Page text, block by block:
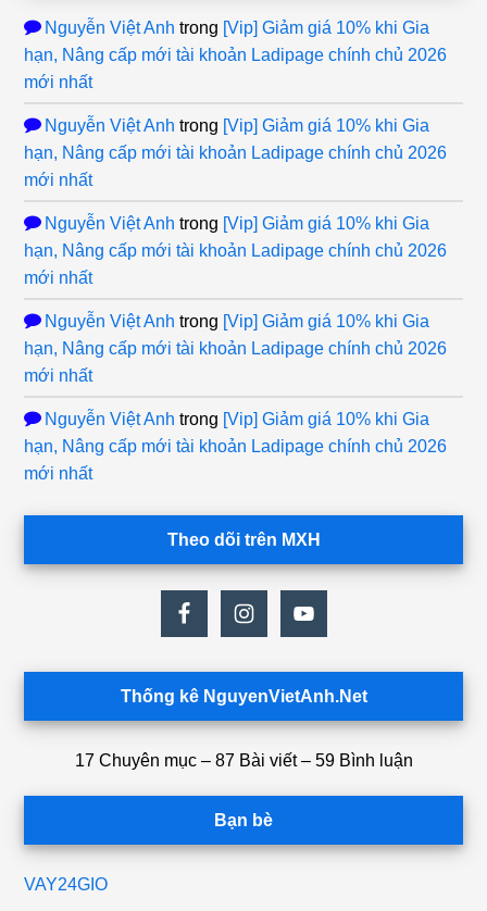
Nguyễn Việt Anh trong [Vip] Giảm giá 10% khi Gia
hạn, Nâng cấp mới tài khoản Ladipage chính chủ 2026
mới nhất
Nguyễn Việt Anh trong [Vip] Giảm giá 10% khi Gia
hạn, Nâng cấp mới tài khoản Ladipage chính chủ 2026
mới nhất
Nguyễn Việt Anh trong [Vip] Giảm giá 10% khi Gia
hạn, Nâng cấp mới tài khoản Ladipage chính chủ 2026
mới nhất
Nguyễn Việt Anh trong [Vip] Giảm giá 10% khi Gia
hạn, Nâng cấp mới tài khoản Ladipage chính chủ 2026
mới nhất
Nguyễn Việt Anh trong [Vip] Giảm giá 10% khi Gia
hạn, Nâng cấp mới tài khoản Ladipage chính chủ 2026
mới nhất
Theo dõi trên MXH
Thống kê NguyenVietAnh.Net
17 Chuyên mục – 87 Bài viết – 59 Bình luận
Bạn bè
VAY24GIO